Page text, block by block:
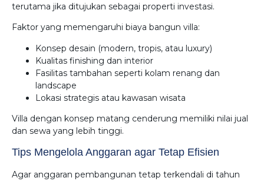
terutama jika ditujukan sebagai properti investasi.
Faktor yang memengaruhi biaya bangun villa:
Konsep desain (modern, tropis, atau luxury)
Kualitas finishing dan interior
Fasilitas tambahan seperti kolam renang dan
landscape
Lokasi strategis atau kawasan wisata
Villa dengan konsep matang cenderung memiliki nilai jual
dan sewa yang lebih tinggi.
Tips Mengelola Anggaran agar Tetap Efisien
Agar anggaran pembangunan tetap terkendali di tahun